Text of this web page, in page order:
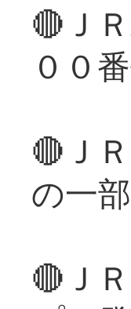
🔴Ｊ
００
🔴Ｊ
の一
🔴Ｊ